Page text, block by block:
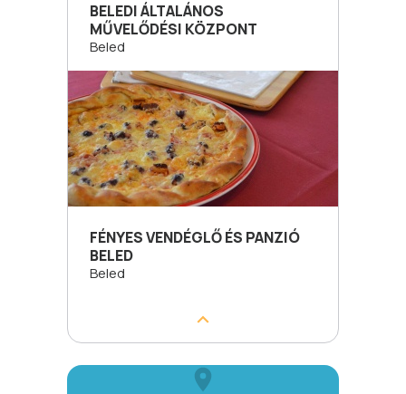
BELEDI ÁLTALÁNOS
MŰVELŐDÉSI KÖZPONT
Beled
FÉNYES VENDÉGLŐ ÉS PANZIÓ
BELED
Beled